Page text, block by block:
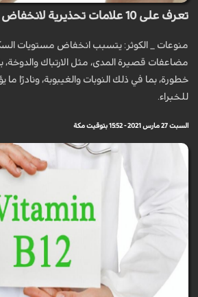
تعرف على 10 علامات تحذيرية لانخفاض السكر في الدم
منوعات _ الكوثر: يتسبب انخفاض مستويات
مضاعفات قصيرة المدى، مثل الارتباك والدوخة،
خطورة، بما في ذلك النوبات والغيبوبة، ونادرًا ما
للخبراء.
السبت 27 مارس 2021 - 15:52 بتوقيت مكة